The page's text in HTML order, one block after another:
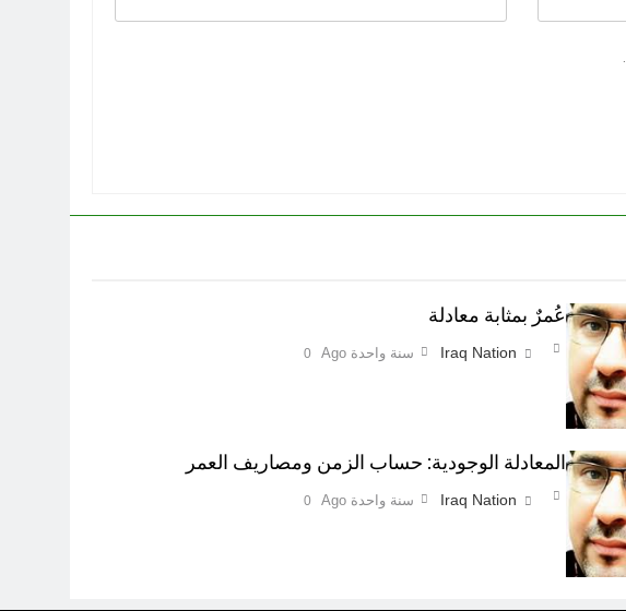
عُمرٌ بمثابة معادلة
Iraq Nation سنة واحدة Ago 0
المعادلة الوجودية: حساب الزمن ومصاريف العمر
Iraq Nation سنة واحدة Ago 0